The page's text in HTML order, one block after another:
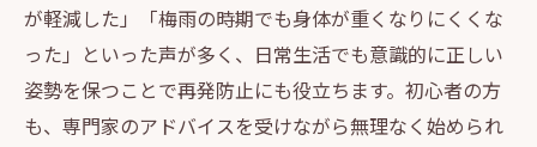
が軽減した」「梅雨の時期でも身体が重くなりにくくな
った」といった声が多く、日常生活でも意識的に正しい
姿勢を保つことで再発防止にも役立ちます。初心者の方
も、専門家のアドバイスを受けながら無理なく始められ